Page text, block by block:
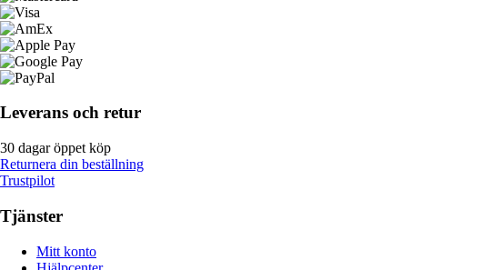
Leverans och retur
30 dagar öppet köp
Returnera din beställning
Trustpilot
Tjänster
Mitt konto